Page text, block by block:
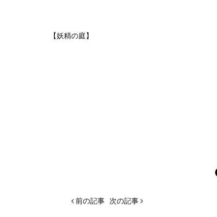
【妖精の庭】
前の記事 次の記事